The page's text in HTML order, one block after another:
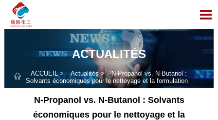

ACTUALITÉS
 ACCUEIL> Actualités>
N-Propanol vs. N-Butanol :
Solvants économiques pour le nettoyage et la formulation
N-Propanol vs. N-Butanol : Solvants
économiques pour le nettoyage et la